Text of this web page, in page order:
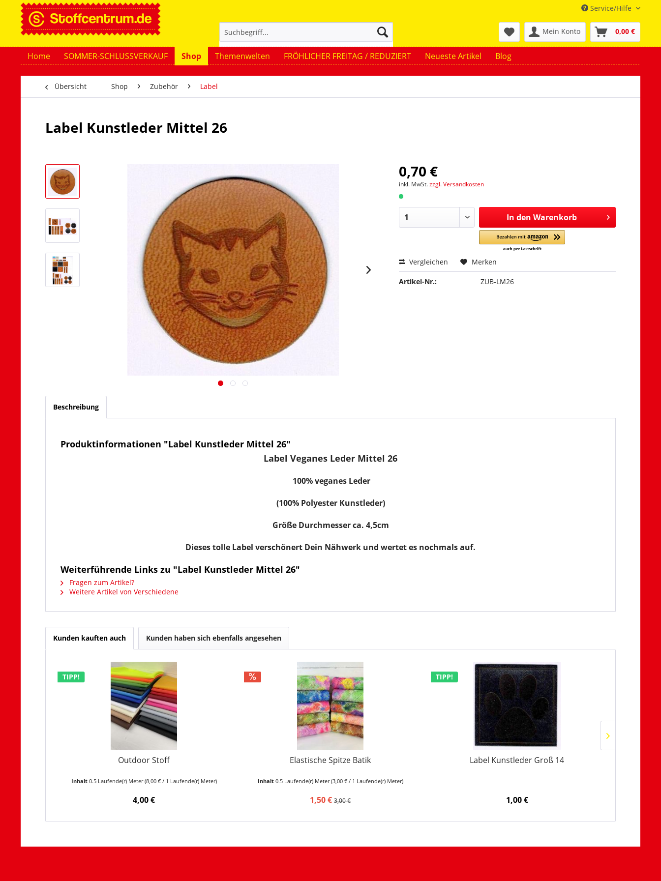
Service/Hilfe
Mein Konto 0,00 €
Home SOMMER-SCHLUSSVERKAUF Shop Themenwelten FRÖHLICHER FREITAG / REDUZIERT Neueste Artikel Blog
Übersicht Shop Zubehör Label
Label Kunstleder Mittel 26
0,70 €
inkl. MwSt.zzgl. Versandkosten
In den Warenkorb
Vergleichen Merken
Artikel-Nr.: ZUB-LM26
Beschreibung
Produktinformationen "Label Kunstleder Mittel 26"
Label Veganes Leder Mittel 26
100% veganes Leder
(100% Polyester Kunstleder)
Größe Durchmesser ca. 4,5cm
Dieses tolle Label verschönert Dein Nähwerk und wertet es nochmals auf.
Weiterführende Links zu "Label Kunstleder Mittel 26"
Fragen zum Artikel?
Weitere Artikel von Verschiedene
Kunden kauften auch Kunden haben sich ebenfalls angesehen
TIPP!
Outdoor Stoff
Inhalt 0.5 Laufende(r) Meter(8,00 € / 1 Laufende(r) Meter)
4,00 €
Elastische Spitze Batik
Inhalt 0.5 Laufende(r) Meter(3,00 € / 1 Laufende(r) Meter)
1,50 € 3,00 €
TIPP!
Label Kunstleder Groß 14
1,00 €